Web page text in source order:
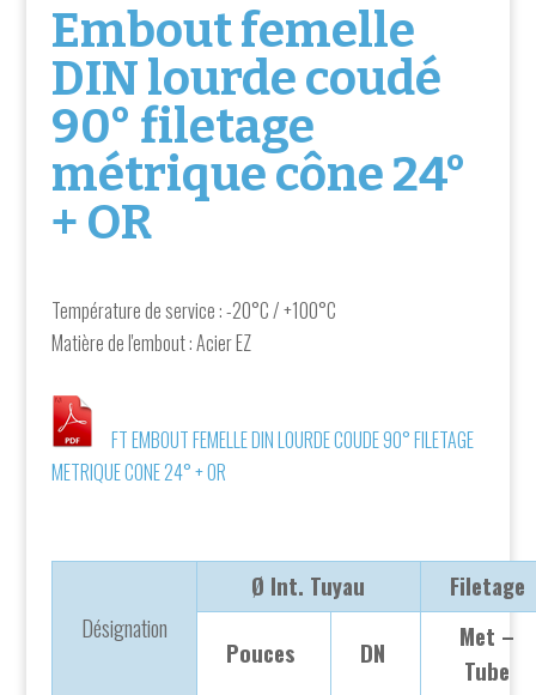
Embout femelle
DIN lourde coudé
90° filetage
métrique cône 24°
+ OR
Température de service : -20°C / +100°C
Matière de l'embout : Acier EZ
FT EMBOUT FEMELLE DIN LOURDE COUDE 90° FILETAGE
METRIQUE CONE 24° + OR
Désignation
Ø Int. Tuyau Filetage
Pouces DN
Met –
Tube